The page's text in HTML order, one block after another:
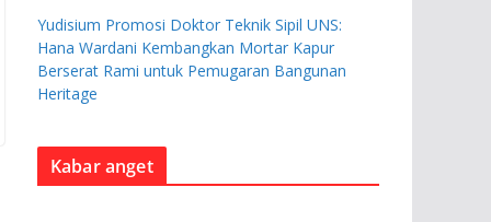
Yudisium Promosi Doktor Teknik Sipil UNS:
Hana Wardani Kembangkan Mortar Kapur
Berserat Rami untuk Pemugaran Bangunan
Heritage
Kabar anget